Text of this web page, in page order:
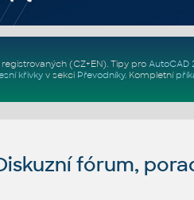
(CZ+EN). Tipy pro AutoCAD
křivkyv sekci Převodníky. Kompletní
fórum,